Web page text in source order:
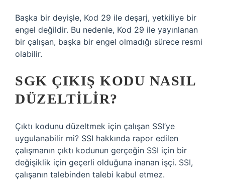
Başka bir deyişle, Kod 29 ile deşarj, yetkiliye bir
engel değildir. Bu nedenle, Kod 29 ile yayınlanan
bir çalışan, başka bir engel olmadığı sürece resmi
olabilir.
SGK ÇIKIŞ KODU NASIL
DÜZELTILIR?
Çıktı kodunu düzeltmek için çalışan SSI’ye
uygulanabilir mi? SSI hakkında rapor edilen
çalışmanın çıktı kodunun gerçeğin SSI için bir
değişiklik için geçerli olduğuna inanan işçi. SSI,
çalışanın talebinden talebi kabul etmez.